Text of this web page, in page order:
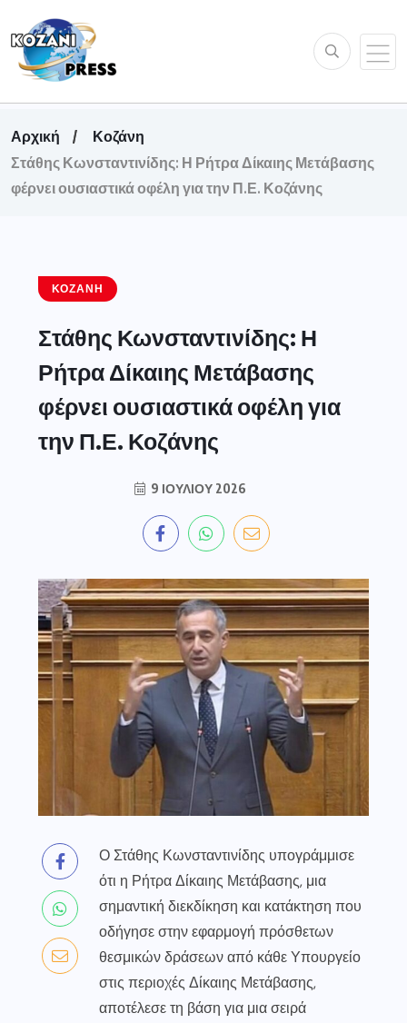
Αρχική
Κοζάνη
Στάθης Κωνσταντινίδης: Η Ρήτρα Δίκαιης Μετάβασης
φέρνει ουσιαστικά οφέλη για την Π.Ε. Κοζάνης
ΚΟΖΆΝΗ
Στάθης Κωνσταντινίδης: Η
Ρήτρα Δίκαιης Μετάβασης
φέρνει ουσιαστικά οφέλη για
την Π.Ε. Κοζάνης
9 ΙΟΥΛΊΟΥ 2026
Ο Στάθης Κωνσταντινίδης υπογράμμισε
ότι η Ρήτρα Δίκαιης Μετάβασης, μια
σημαντική διεκδίκηση και κατάκτηση που
οδήγησε στην εφαρμογή πρόσθετων
θεσμικών δράσεων από κάθε Υπουργείο
στις περιοχές Δίκαιης Μετάβασης,
αποτέλεσε τη βάση για μια σειρά